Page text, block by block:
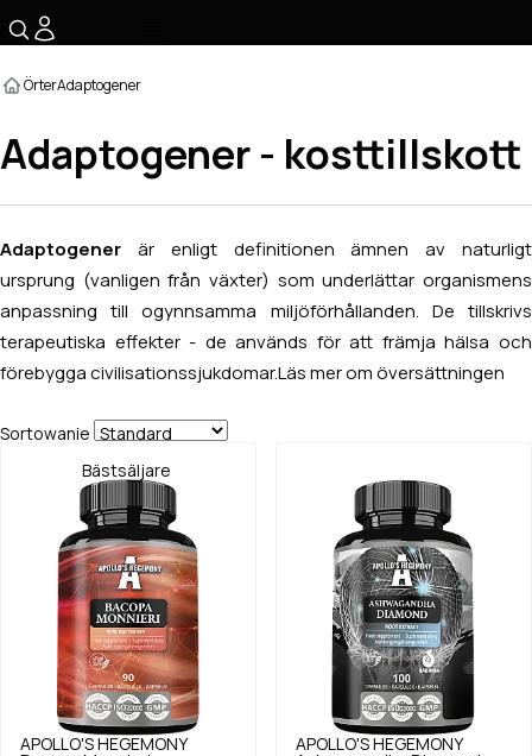
ÖrterAdaptogener
Adaptogener - kosttillskott
Adaptogener är enligt definitionen ämnen av naturligt
ursprung (vanligen från växter) som underlättar organismens
anpassning till ogynnsamma miljöförhållanden. De tillskrivs
terapeutiska effekter - de används för att främja hälsa och
förebygga civilisationssjukdomar.Läs mer om översättningen
Sortowanie
Bästsäljare
APOLLO'S HEGEMONY
APOLLO'S HEGEMONY